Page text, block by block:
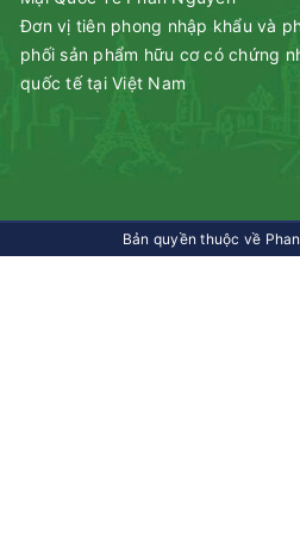
Đơn vị tiên phong nhập khẩu và
phối sản phẩm hữu cơ có chứng
quốc tế tại Việt Nam
Bản quyền thuộc về